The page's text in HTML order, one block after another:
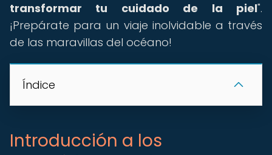
transformar tu cuidado de la piel".
¡Prepárate para un viaje inolvidable a través
de las maravillas del océano!
Índice
Introducción a los